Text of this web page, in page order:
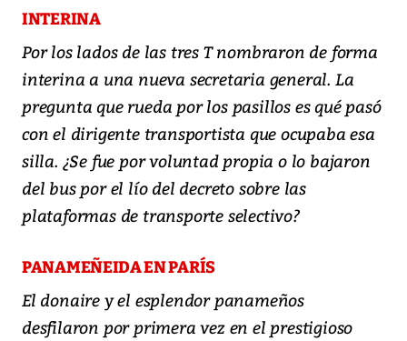
INTERINA
Por los lados de las tres T nombraron de forma
interina a una nueva secretaria general. La
pregunta que rueda por los pasillos es qué pasó
con el dirigente transportista que ocupaba esa
silla. ¿Se fue por voluntad propia o lo bajaron
del bus por el lío del decreto sobre las
plataformas de transporte selectivo?
PANAMEÑEIDA EN PARÍS
El donaire y el esplendor panameños
desfilaron por primera vez en el prestigioso